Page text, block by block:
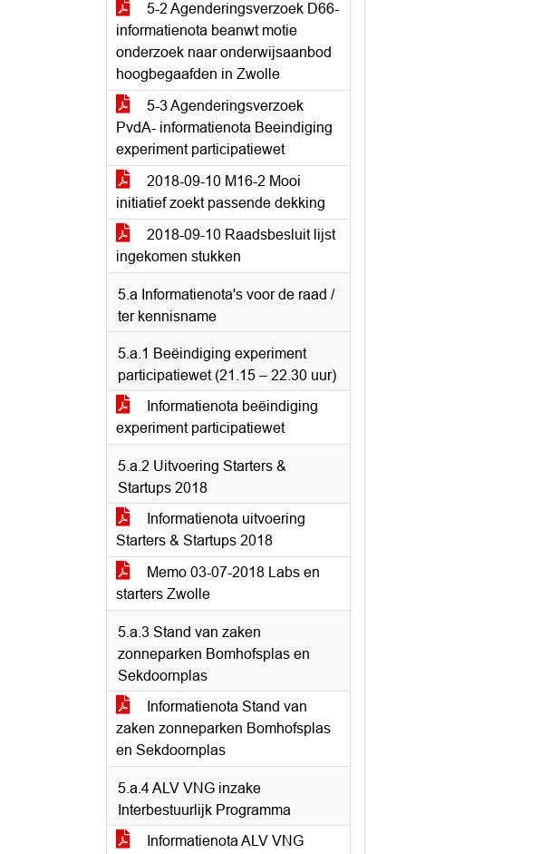
5-2 Agenderingsverzoek D66-
informatienota beanwt motie
onderzoek naar onderwijsaanbod
hoogbegaafden in Zwolle
5-3 Agenderingsverzoek
PvdA- informatienota Beeindiging
experiment participatiewet
2018-09-10 M16-2 Mooi
initiatief zoekt passende dekking
2018-09-10 Raadsbesluit lijst
ingekomen stukken
5.a Informatienota's voor de raad /
ter kennisname
5.a.1 Beëindiging experiment
participatiewet (21.15 – 22.30 uur)
Informatienota beëindiging
experiment participatiewet
5.a.2 Uitvoering Starters &
Startups 2018
Informatienota uitvoering
Starters & Startups 2018
Memo 03-07-2018 Labs en
starters Zwolle
5.a.3 Stand van zaken
zonneparken Bomhofsplas en
Sekdoornplas
Informatienota Stand van
zaken zonneparken Bomhofsplas
en Sekdoornplas
5.a.4 ALV VNG inzake
Interbestuurlijk Programma
Informatienota ALV VNG